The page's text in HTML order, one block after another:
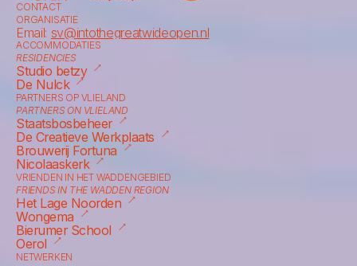
CONTACT
ORGANISATIE
Email: sv@intothegreatwideopen.nl
ACCOMMODATIES
RESIDENCIES
Studio betzy ⟶
De Nulck ⟶
PARTNERS OP VLIELAND
PARTNERS ON VLIELAND
Staatsbosbeheer ⟶
De Creatieve Werkplaats ⟶
Brouwerij Fortuna ⟶
Nicolaaskerk ⟶
VRIENDEN IN HET WADDENGEBIED
FRIENDS IN THE WADDEN REGION
Het Lage Noorden ⟶
Wongema ⟶
Bierumer School ⟶
Oerol ⟶
NETWERKEN